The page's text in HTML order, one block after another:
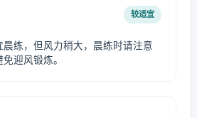
较适宜
练，但风力稍大，晨练时请注意
迎风锻炼。